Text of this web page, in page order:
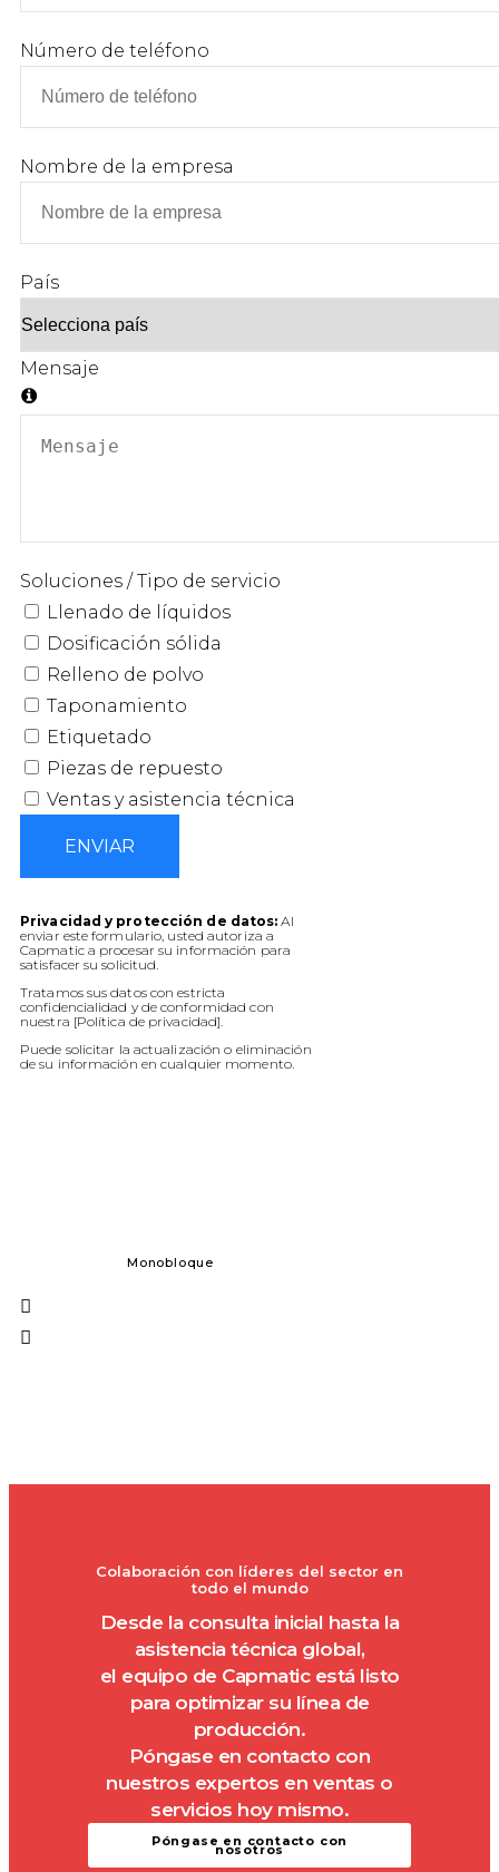
Número de teléfono
Nombre de la empresa
País
Mensaje
Soluciones / Tipo de servicio
Llenado de líquidos
Dosificación sólida
Relleno de polvo
Taponamiento
Etiquetado
Piezas de repuesto
Ventas y asistencia técnica
ENVIAR
Privacidad y protección de datos: Al
enviar este formulario, usted autoriza a
Capmatic a procesar su información para
satisfacer su solicitud.
Tratamos sus datos con estricta
confidencialidad y de conformidad con
nuestra [Política de privacidad].
Puede solicitar la actualización o eliminación
de su información en cualquier momento.
Monobloque
Colaboración con líderes del sector en
todo el mundo
Desde la consulta inicial hasta la
asistencia técnica global,
el equipo de Capmatic está listo
para optimizar su línea de
producción.
Póngase en contacto con
nuestros expertos en ventas o
servicios hoy mismo.
Póngase en contacto con
nosotros